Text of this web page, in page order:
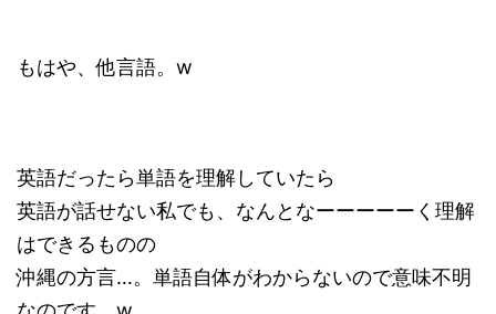
もはや、他言語。w
英語だったら単語を理解していたら
英語が話せない私でも、なんとなーーーーーく理解
はできるものの
沖縄の方言…。単語自体がわからないので意味不明